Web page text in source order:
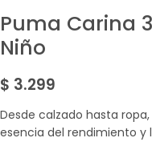
Puma Carina
Niño
$ 3.299
Desde calzado hasta
esencia del rendimiento y